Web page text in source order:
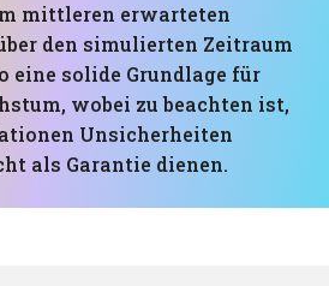
mittleren erwarteten
den simulierten Zeitraum
eine solide Grundlage für
wobei zu beachten ist,
Unsicherheiten
als Garantie dienen.